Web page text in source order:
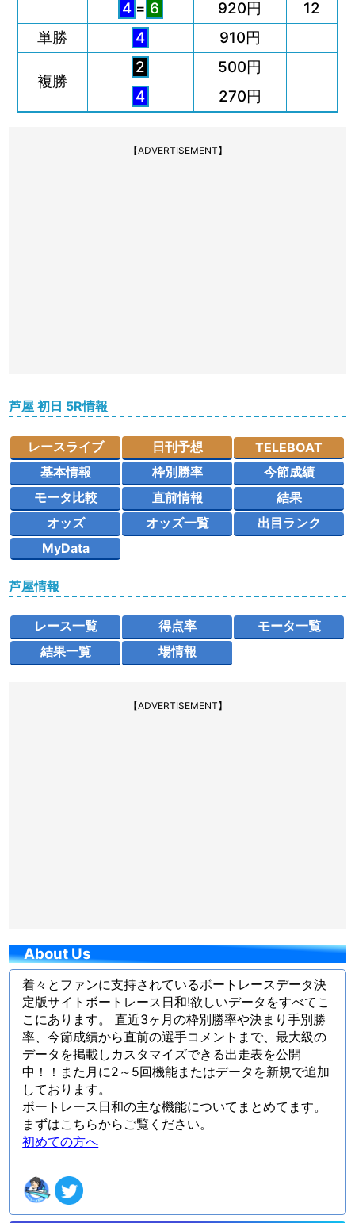
4 = 6 920円
12
単勝
4 910円
複勝
2
500円
4
270円
【ADVERTISEMENT】
芦屋 初日 5R情報
レースライブ 日刊予想
TELEBOAT
基本情報
枠別勝率
今節成績
モータ比較
直前情報
結果
オッズ
オッズ一覧
出目ランク
MyData
芦屋情報
レース一覧 得点率
モータ一覧
結果一覧
場情報
【ADVERTISEMENT】
About Us
着々とファンに支持されているボートレースデータ決
定版サイトボートレース日和!欲しいデータをすべてこ
こにあります。 直近3ヶ月の枠別勝率や決まり手別勝
率、今節成績から直前の選手コメントまで、最大級の
データを掲載しカスタマイズできる出走表を公開
中！！また月に2～5回機能またはデータを新規で追加
しております。
ボートレース日和の主な機能についてまとめてます。
まずはこちらからご覧ください。
初めての方へ